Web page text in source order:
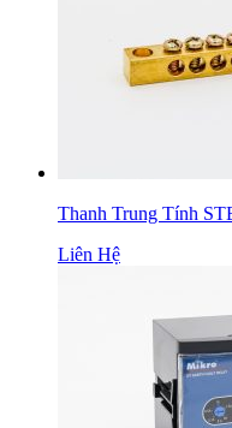
Thanh Trung Tính
Liên Hệ